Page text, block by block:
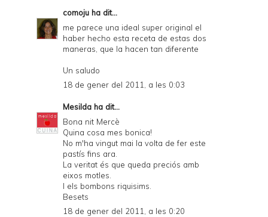
comoju ha dit...
me parece una ideal super original el
haber hecho esta receta de estas dos
maneras, que la hacen tan diferente
Un saludo
18 de gener del 2011, a les 0:03
Mesilda ha dit...
Bona nit Mercè
Quina cosa mes bonica!
No m'ha vingut mai la volta de fer este
pastís fins ara.
La veritat és que queda preciós amb
eixos motles.
I els bombons riquisims.
Besets
18 de gener del 2011, a les 0:20